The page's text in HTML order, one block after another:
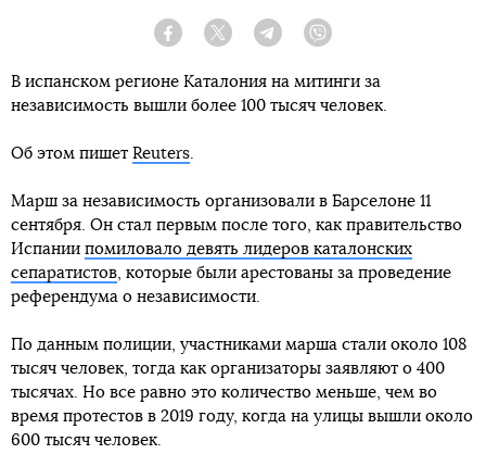
Facebook Twitter Telegram
В испанском регионе Каталония на митинги за
независимость вышли более 100 тысяч человек.
Об этом пишет Reuters
Марш за независимость организовали в Барселоне 11
сентября. Он стал первым после того, как правительство
Испании помиловало девять лидеров каталонских
сепаратистов , которые были арестованы за проведение
референдума о независимости.
По данным полиции, участниками марша стали около 108
тысяч человек, тогда как организаторы заявляют о 400
тысячах. Но все равно это количество меньше, чем во
время протестов в 2019 году, когда на улицы вышли около
600 тысяч человек.